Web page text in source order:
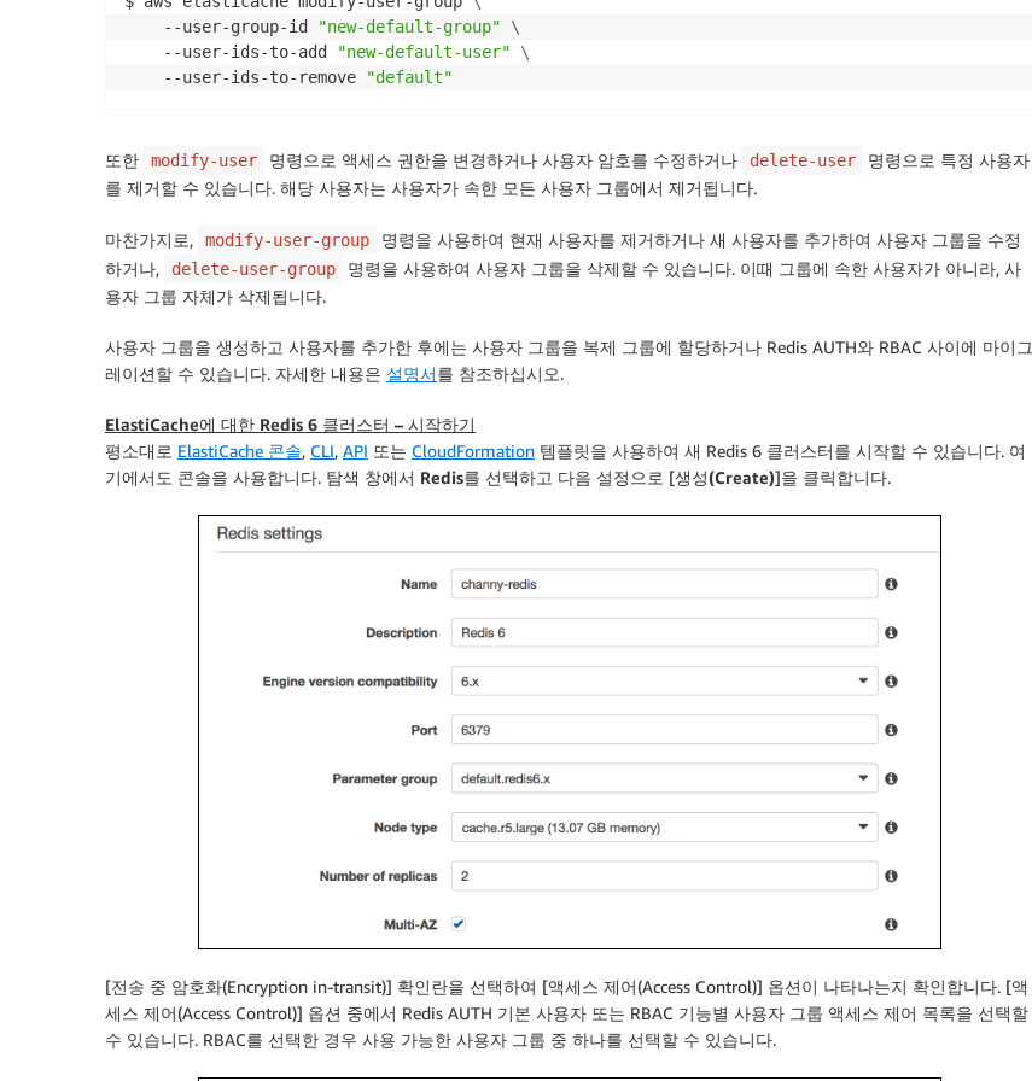
    --user-group-id
"new-default-group"
\
    --user-ids-to-add
"new-default-user"
\
    --user-ids-to-remove
"default"
또한 modify-user 명령으로 액세스 권한을 변경하거나 사용자 암호를 수정하거나 delete-user
명령으로 특정 사용자
를 제거할 수 있습니다. 해당 사용자는 사용자가 속한 모든 사용자 그룹에서 제거됩니다.
마찬가지로, modify-user-group
명령을 사용하여 현재 사용자를 제거하거나 새 사용자를 추가하여 사용자 그룹을 수정
하거나,
delete-user-group
명령을 사용하여 사용자 그룹을 삭제할 수 있습니다. 이때 그룹에 속한 사용자가 아니라, 사
용자 그룹 자체가 삭제됩니다.
사용자 그룹을 생성하고 사용자를 추가한 후에는 사용자 그룹을 복제 그룹에 할당하거나 Redis AUTH와 RBAC 사이에 마이그
레이션할 수 있습니다. 자세한 내용은 설명서를 참조하십시오.
ElastiCache에 대한 Redis 6 클러스터 – 시작하기
평소대로 ElastiCache 콘솔, CLI, API 또는 CloudFormation 템플릿을 사용하여 새 Redis 6 클러스터를 시작할 수 있습니다. 여
기에서도 콘솔을 사용합니다. 탐색 창에서 Redis를 선택하고 다음 설정으로 [생성(Create)]을 클릭합니다.
[전송 중 암호화(Encryption in-transit)] 확인란을 선택하여 [액세스 제어(Access Control)] 옵션이 나타나는지 확인합니다. [액
세스 제어(Access Control)] 옵션 중에서 Redis AUTH 기본 사용자 또는 RBAC 기능별 사용자 그룹 액세스 제어 목록을 선택할
수 있습니다. RBAC를 선택한 경우 사용 가능한 사용자 그룹 중 하나를 선택할 수 있습니다.